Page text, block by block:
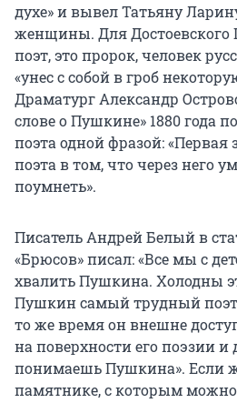
духе» и вывел Татьяну
женщины. Для Достоевского
поэт, это пророк, человек
«унес с собой в гроб
Драматург Александр
слове о Пушкине» 1880 года
поэта одной фразой: «Первая
поэта в том, что через него
поумнеть».
Писатель Андрей Белый в
«Брюсов» писал: «Все мы с
хвалить Пушкина. Холодны
Пушкин самый трудный
то же время он внешне
на поверхности его поэзии и
понимаешь Пушкина». Если
памятнике, с которым можно